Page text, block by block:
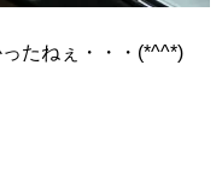
たねぇ・・・(*^^*)